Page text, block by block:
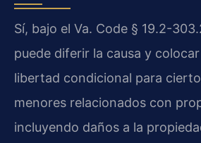
Sí, bajo el Va. Code § 19.2-
puede diferir la causa y
libertad condicional para
menores relacionados con
incluyendo daños a la